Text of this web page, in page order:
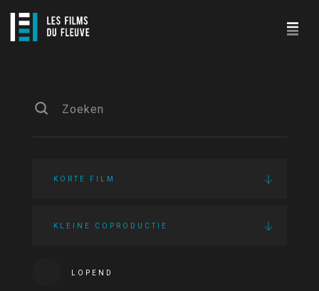
KORTE FILM
KLEINE COPRODUCTIE
LOPEND